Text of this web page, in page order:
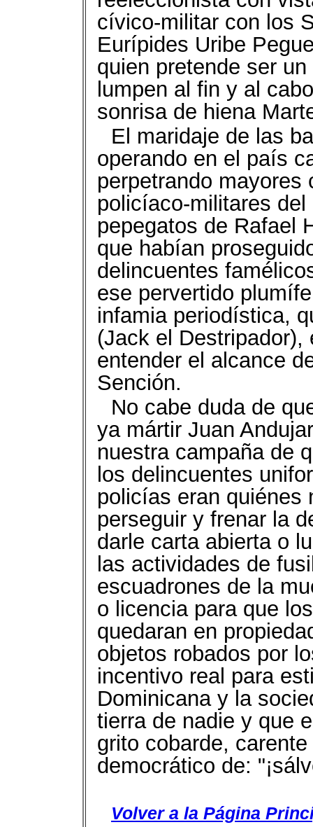
cívico-militar con los
Eurípides Uribe
quien pretende ser
lumpen al fin y al
sonrisa de hiena
El maridaje de las
operando en el país
perpetrando
policíaco-militares
pepegatos de Rafael
que habían
delincuentes
ese pervertido
infamia periodística,
(Jack el
entender el alcance
Sención.
No cabe duda de
ya mártir Juan
nuestra campaña de
los delincuentes
policías eran quiénes
perseguir y frenar la
darle carta abierta o
las actividades de
escuadrones de la
o licencia para que
quedaran en
objetos robados por
incentivo real para
Dominicana y la
tierra de nadie y que
grito cobarde,
democrático de:
Volver a la Página